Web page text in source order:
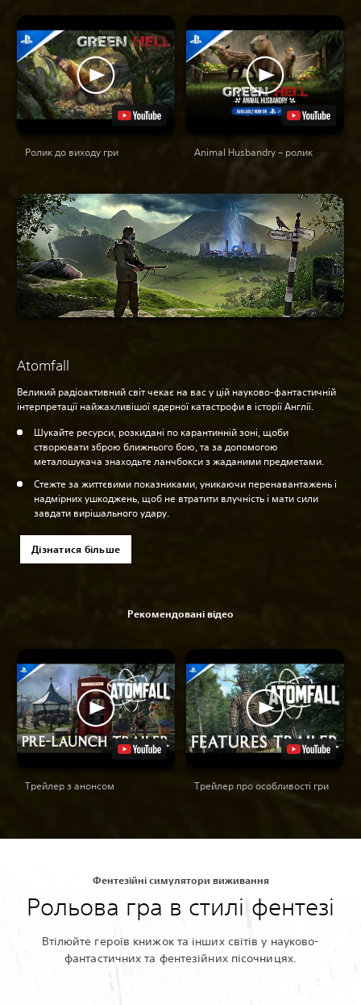
Ролик до виходу гри Animal Husbandry – ролик
Atomfall
Великий радіоактивний світ чекає на вас у цій науково-фантастичній
інтерпретації найжахливішої ядерної катастрофи в історії Англії.
Шукайте ресурси, розкидані по карантинній зоні, щоби
створювати зброю ближнього бою, та за допомогою
металошукача знаходьте ланчбокси з жаданими предметами.
Стежте за життєвими показниками, уникаючи перенавантажень і
надмірних ушкоджень, щоб не втратити влучність і мати сили
завдати вирішального удару.
Дізнатися більше
Рекомендовані відео
Трейлер з анонсом Трейлер про особливості гри
Фентезійні симулятори виживання
Рольова гра в стилі фентезі
Втілюйте героїв книжок та інших світів у науково-
фантастичних та фентезійних пісочницях.